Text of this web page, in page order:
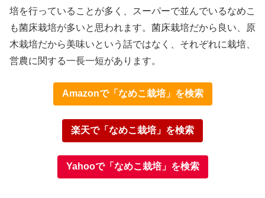
培を行っていることが多く、スーパーで並んでいるなめこ
も菌床栽培が多いと思われます。菌床栽培だから良い、原
木栽培だから美味いという話ではなく、それぞれに栽培、
営農に関する一長一短があります。
Amazonで「なめこ栽培」を検索
楽天で「なめこ栽培」を検索
Yahooで「なめこ栽培」を検索